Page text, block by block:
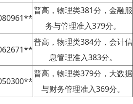
普高，物理类381分，金融服
务与管理准入379分。
普高，物理类384分，会计信
息管理准入383分。
普高，物理类379分，大数据
与财务管理准入369分。